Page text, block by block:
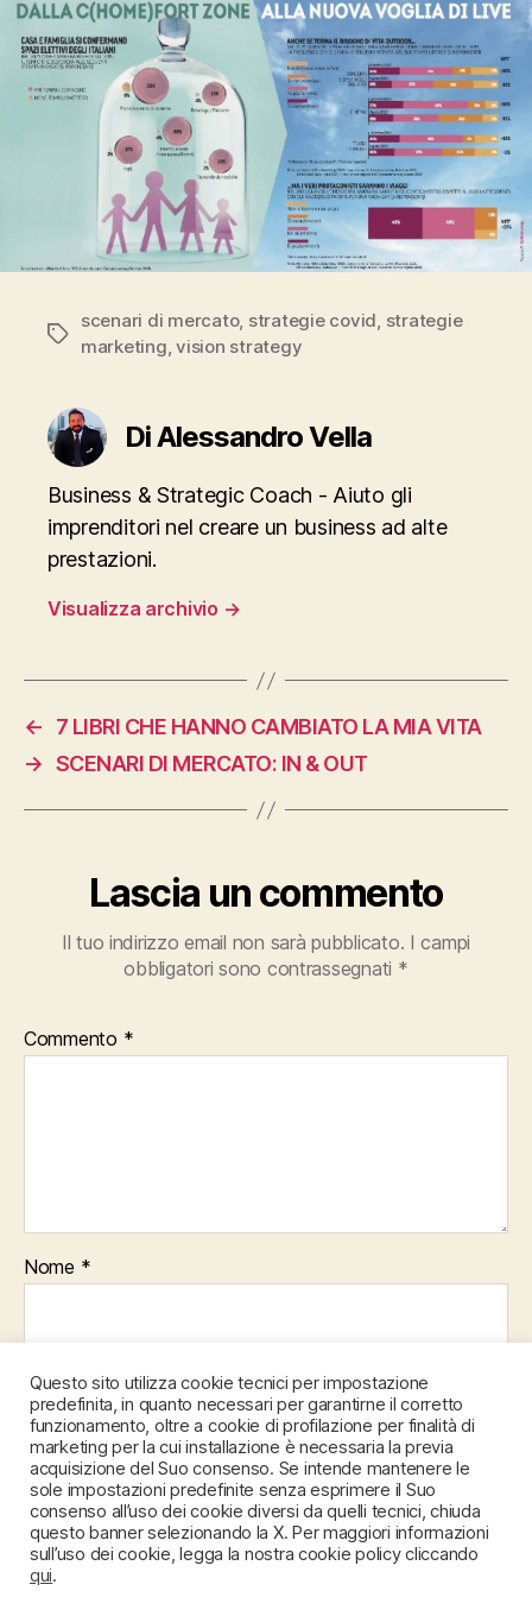
Tag
scenari di mercato, strategie covid, strategie
marketing,vision strategy
Di Alessandro Vella
Business & Strategic Coach - Aiuto gli
imprenditori nel creare un business ad alte
prestazioni.
Visualizza archivio →
←
7 LIBRI CHE HANNO CAMBIATO LA MIA VITA
→ SCENARI DI MERCATO: IN & OUT
Lascia un commento
Il tuo indirizzo email non sarà pubblicato. I campi
obbligatori sono contrassegnati *
Commento *
Nome *
Email*
Sito web
Questo sito utilizza cookie tecnici per impostazione
predefinita, in quanto necessari per garantirne il corretto
funzionamento, oltre a cookie di profilazione per finalità di
marketing per la cui installazione è necessaria la previa
acquisizione del Suo consenso. Se intende mantenere le
sole impostazioni predefinite senza esprimere il Suo
consenso all’uso dei cookie diversi da quelli tecnici, chiuda
questo banner selezionando la X. Per maggiori informazioni
sull’uso dei cookie, legga la nostra cookie policy cliccando
qui.